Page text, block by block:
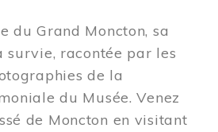
du Grand Moncton, sa
survie, racontée par les
de la
du Musée. Venez
de Moncton en visitant